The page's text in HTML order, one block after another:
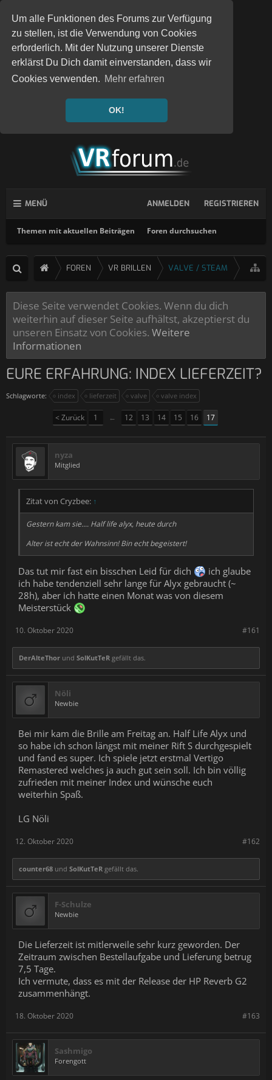
Um alle Funktionen des Forums zur Verfügung
zu stellen, ist die Verwendung von Cookies
erforderlich. Mit der Nutzung unserer Dienste
erklärst Du Dich damit einverstanden, dass wir
Cookies verwenden. Mehr erfahren
OK!
MENÜ
Themen mit aktuellen Beiträgen Foren durchsuchen
ANMELDEN REGISTRIEREN
FOREN VR BRILLEN VALVE / STEAM
Diese Seite verwendet Cookies. Wenn du dich
weiterhin auf dieser Seite aufhältst, akzeptierst du
unseren Einsatz von Cookies. Weitere
Informationen
EURE ERFAHRUNG: INDEX LIEFERZEIT?
Schlagworte: index lieferzeit valve valve index
< Zurück 1 ← 12 13 14 15 16 17
nyza
Mitglied
Zitat von Cryzbee: ↑
Gestern kam sie.... Half life alyx, heute durch
Alter ist echt der Wahnsinn! Bin echt begeistert!
Das tut mir fast ein bisschen Leid für dich
ich glaube
ich habe tendenziell sehr lange für Alyx gebraucht (~
28h), aber ich hatte einen Monat was von diesem
Meisterstück
#161
10. Oktober 2020
DerAlteThor und SolKutTeR gefällt das.
Nöli
Newbie
Bei mir kam die Brille am Freitag an. Half Life Alyx und
so habe ich schon längst mit meiner Rift S durchgespielt
und fand es super. Ich spiele jetzt erstmal Vertigo
Remastered welches ja auch gut sein soll. Ich bin völlig
zufrieden mit meiner Index und wünsche euch
weiterhin Spaß.
LG Nöli
#162
12. Oktober 2020
counter68 und SolKutTeR gefällt das.
F-Schulze
Newbie
Die Lieferzeit ist mitlerweile sehr kurz geworden. Der
Zeitraum zwischen Bestellaufgabe und Lieferung betrug
7,5 Tage.
Ich vermute, dass es mit der Release der HP Reverb G2
zusammenhängt.
#163
18. Oktober 2020
Sashmigo
Forengott